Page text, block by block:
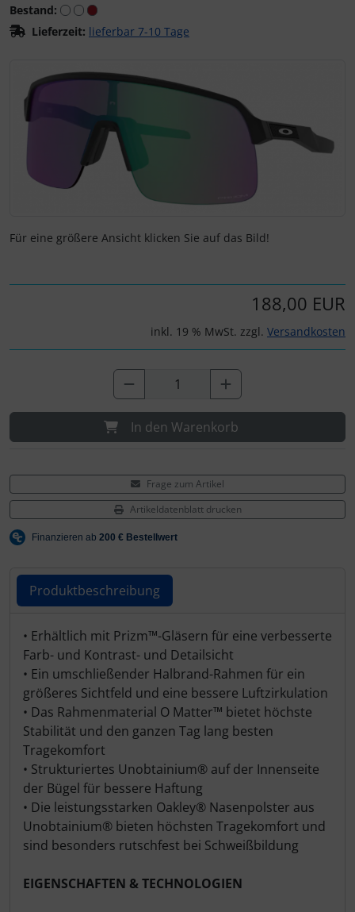
Bestand:
Lieferzeit: lieferbar 7-10 Tage
Wenn mehr als ein Produktbild exitiert, können Sie die
Für eine größere Ansicht klicken Sie auf das Bild!
188,00 EUR
inkl. 19 % MwSt. zzgl. Versandkosten
In den Warenkorb
Frage zum Artikel
Artikeldatenblatt drucken
Produktbeschreibung
Produktbeschreibung
• Erhältlich mit Prizm™-Gläsern für eine verbesserte
Farb- und Kontrast- und Detailsicht
• Ein umschließender Halbrand-Rahmen für ein
größeres Sichtfeld und eine bessere Luftzirkulation
• Das Rahmenmaterial O Matter™ bietet höchste
Stabilität und den ganzen Tag lang besten
Tragekomfort
• Strukturiertes Unobtainium® auf der Innenseite
der Bügel für bessere Haftung
• Die leistungsstarken Oakley® Nasenpolster aus
Unobtainium® bieten höchsten Tragekomfort und
sind besonders rutschfest bei Schweißbildung
EIGENSCHAFTEN & TECHNOLOGIEN
LOOK
Wilier Triestina
LOOK
SEKA
Wilier Triestina
LOOK
SEKA
Laufräder
Lenker
Lenkerband
Reifen
Schaltkabel + Bremskabel
Umwerfer
Vorbauten
Flaschenhalter & Zubehör
Laufradzubehör
Rahmenzubehör
Reinigungs- & Pflegemittel
Ceramicspeed
Cervélo
CloseTheGap
Continental
ENVE
Ergon
Faserwerk
Fizik
Fulcrum
Gravaa
Hammerhead
Hutchinson
Ingrid
JEDI Sports
K-Edge